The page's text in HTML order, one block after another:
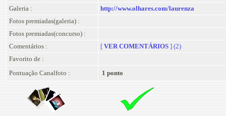
Galeria :
http://www.olhares.com/laurenza
Fotos premiadas(galeria) :
Fotos premiadas(concurso) :
Comentários :
[ VER COMENTÁRIOS ] (2)
Favorito de :
Pontuação Canalfoto :
1 ponto